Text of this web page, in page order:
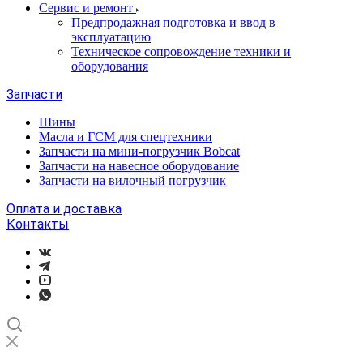
Сервис и ремонт
Предпродажная подготовка и ввод в
эксплуатацию
Техническое сопровождение техники и
оборудования
Запчасти
Шины
Масла и ГСМ для спецтехники
Запчасти на мини-погрузчик Bobcat
Запчасти на навесное оборудование
Запчасти на вилочный погрузчик
Оплата и доставка
Контакты